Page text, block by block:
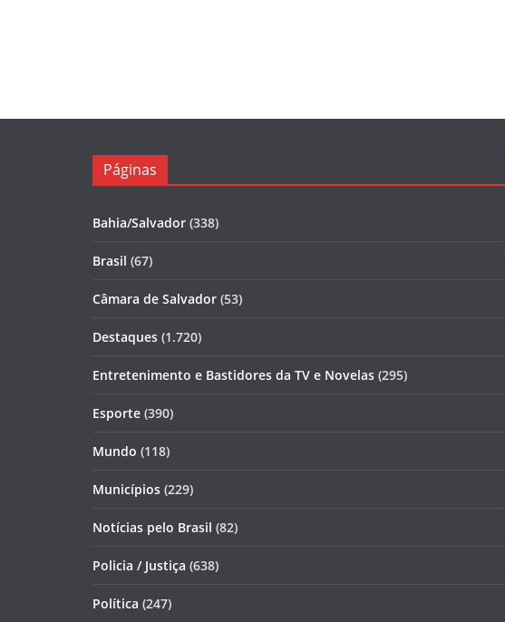
Páginas
Bahia/Salvador (338)
Brasil (67)
Câmara de Salvador (53)
Destaques (1.720)
Entretenimento e Bastidores da TV e Novelas (295)
Esporte (390)
Mundo (118)
Municípios (229)
Notícias pelo Brasil (82)
Policia / Justiça (638)
Política (247)